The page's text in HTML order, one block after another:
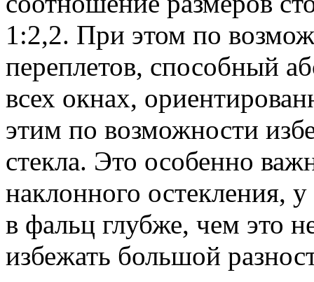
1:2,2. При этом по
переплетов, способный
всех окнах,
этим по возможности
стекла. Это особенно
наклонного остекления,
в фальц глубже, чем это
избежать большой